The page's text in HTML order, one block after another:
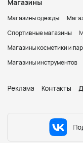
Магазины
Магазины одежды
Спортивные магазины
Магазины косметики и
Магазины инструментов
Реклама Контакты